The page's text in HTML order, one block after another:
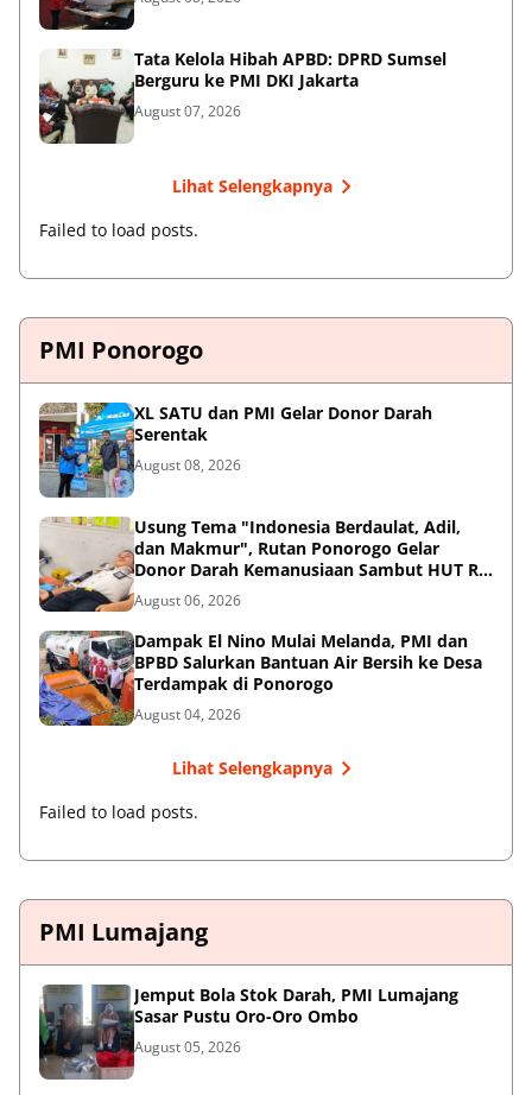
Tata Kelola Hibah APBD: DPRD Sumsel
Berguru ke PMI DKI Jakarta
August 07, 2026
Lihat Selengkapnya
Failed to load posts.
PMI Ponorogo
XL SATU dan PMI Gelar Donor Darah
Serentak
August 08, 2026
Usung Tema "Indonesia Berdaulat, Adil,
dan Makmur", Rutan Ponorogo Gelar
Donor Darah Kemanusiaan Sambut HUT RI
ke-81
August 06, 2026
Dampak El Nino Mulai Melanda, PMI dan
BPBD Salurkan Bantuan Air Bersih ke Desa
Terdampak di Ponorogo
August 04, 2026
Lihat Selengkapnya
Failed to load posts.
PMI Lumajang
Jemput Bola Stok Darah, PMI Lumajang
Sasar Pustu Oro-Oro Ombo
August 05, 2026